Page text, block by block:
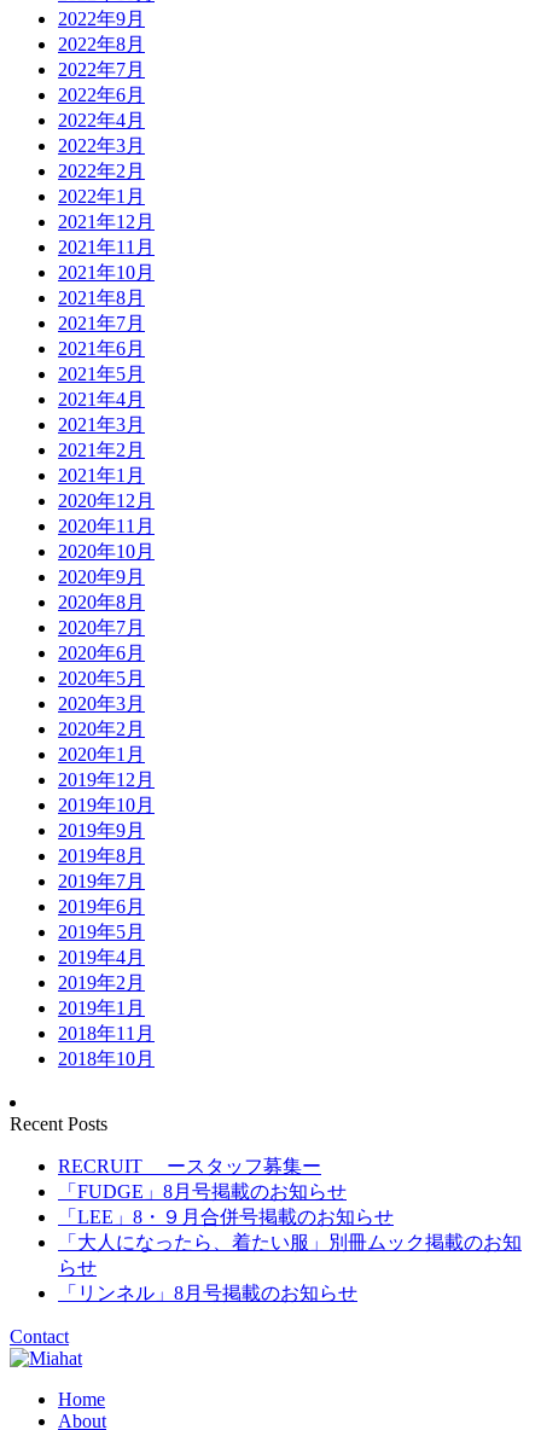
2022年9月
2022年8月
2022年7月
2022年6月
2022年4月
2022年3月
2022年2月
2022年1月
2021年12月
2021年11月
2021年10月
2021年8月
2021年7月
2021年6月
2021年5月
2021年4月
2021年3月
2021年2月
2021年1月
2020年12月
2020年11月
2020年10月
2020年9月
2020年8月
2020年7月
2020年6月
2020年5月
2020年3月
2020年2月
2020年1月
2019年12月
2019年10月
2019年9月
2019年8月
2019年7月
2019年6月
2019年5月
2019年4月
2019年2月
2019年1月
2018年11月
2018年10月
Recent Posts
RECRUIT ースタッフ募集ー
「FUDGE」8月号掲載のお知らせ
「LEE」8・９月合併号掲載のお知らせ
「大人になったら、着たい服」別冊ムック掲載のお知
らせ
「リンネル」8月号掲載のお知らせ
Contact
Home
About